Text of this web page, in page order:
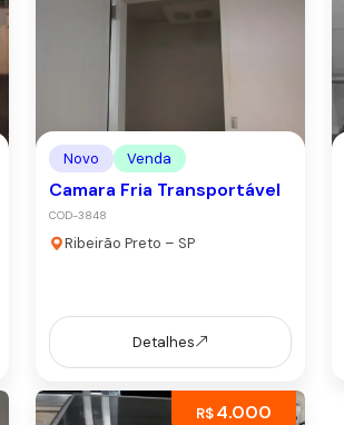
Novo Venda
Camara Fria Transportável
COD-3848
Ribeirão Preto – SP
Detalhes
R$4.000